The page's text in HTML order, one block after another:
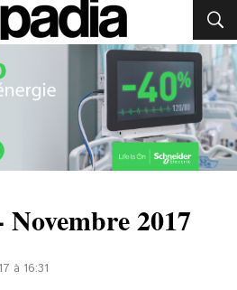
2017
à 16:31